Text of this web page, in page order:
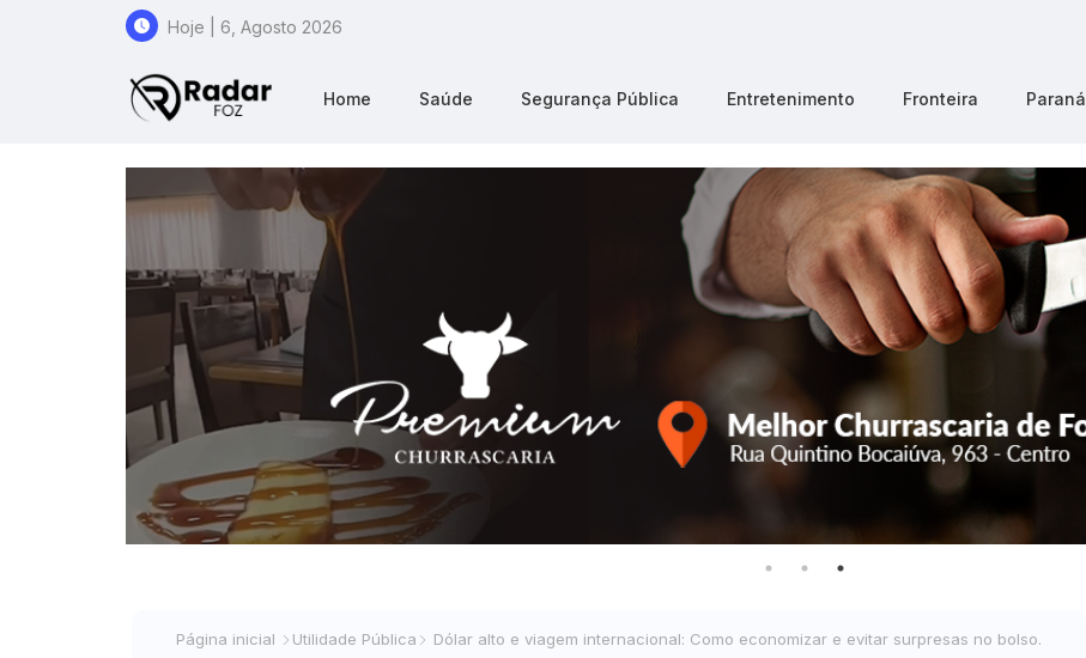
Hoje | 6, Agosto 2026
Home Saúde Segurança Pública Entretenimento Fronteira Paraná
Página inicial Utilidade Pública Dólar alto e viagem internacional: Como economizar e evitar surpresas no bolso.